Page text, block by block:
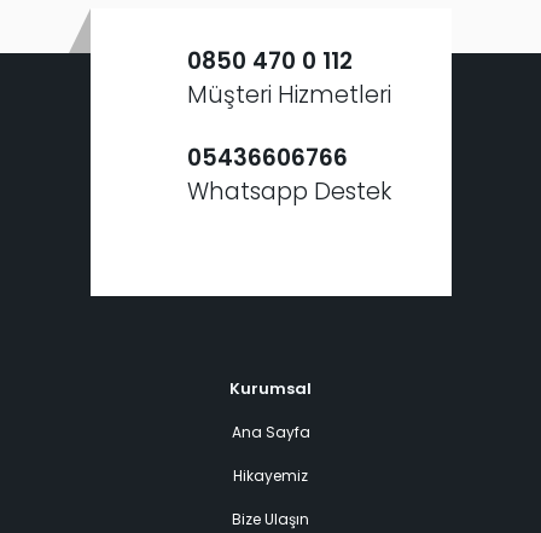
0850 470 0 112
Müşteri Hizmetleri
05436606766
Whatsapp Destek
Kurumsal
Ana Sayfa
Hikayemiz
Bize Ulaşın